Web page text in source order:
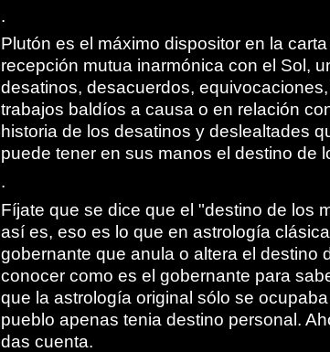
.
Plutón es el máximo dispositor en la
recepción mutua inarmónica con el Sol,
desatinos, desacuerdos,
trabajos baldíos a causa o en relación
historia de los desatinos y deslealtades
puede tener en sus manos el destino de
.
Fíjate que se dice que el "destino de los
así es, eso es lo que en astrología
gobernante que anula o altera el destino
conocer como es el gobernante para
que la astrología original sólo se
pueblo apenas tenia destino personal.
das cuenta.